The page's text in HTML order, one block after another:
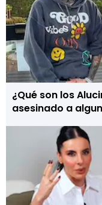
¿Qué son los
asesinado a